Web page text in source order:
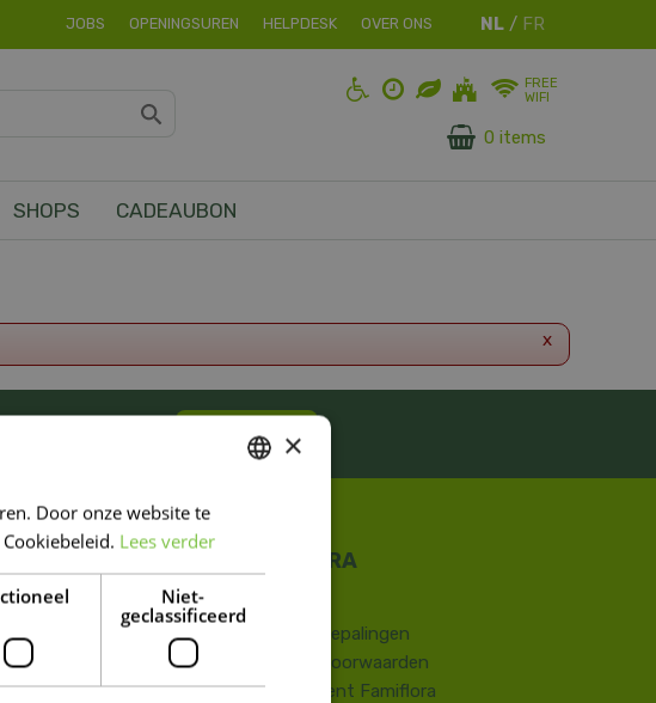
JOBS OPENINGSUREN HELPDESK OVER ONS
FREE
WIFI
0 items
SHOPS CADEAUBON
x
Inschrijven
Contact
​Wettelijke bepalingen
Algemene voorwaarden
Huisreglement Famiflora
×
Door onze website te
Lees verder
Niet-
geclassificeerd